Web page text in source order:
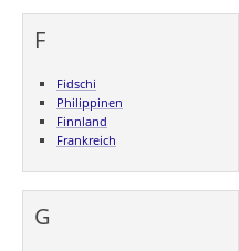
F
Fidschi
Philippinen
Finnland
Frankreich
G